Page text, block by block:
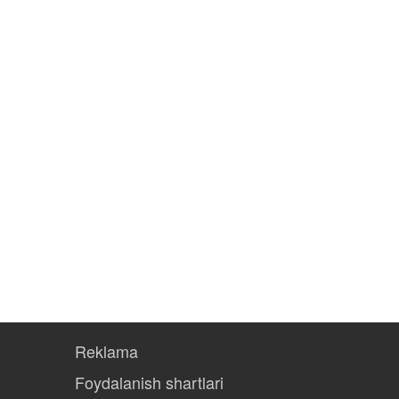
Reklama
Foydalanish shartlari